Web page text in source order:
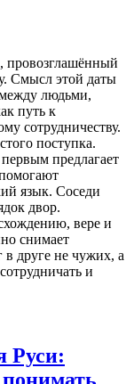
, провозглашённый
Смысл этой даты
людьми,
путь к
сотрудничеству.
поступка.
предлагает
язык. Соседи
двор.
вере и
снимает
в друге не чужих, а
и
Руси: